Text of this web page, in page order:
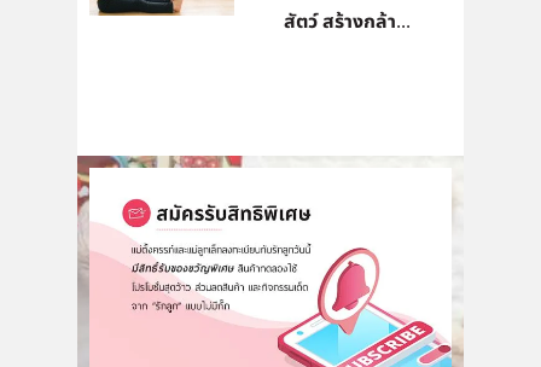
สัตว์ สร้างกล้า...